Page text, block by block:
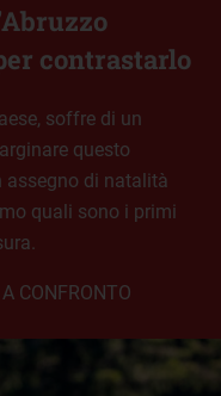
contrastarlo
soffre di un
questo
assegno di natalità
quali sono i primi
CONFRONTO